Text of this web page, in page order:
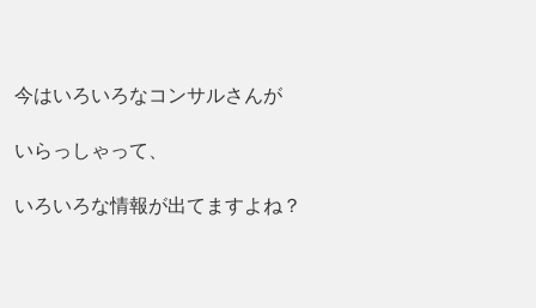
今はいろいろなコンサルさんが
いらっしゃって、
いろいろな情報が出てますよね？